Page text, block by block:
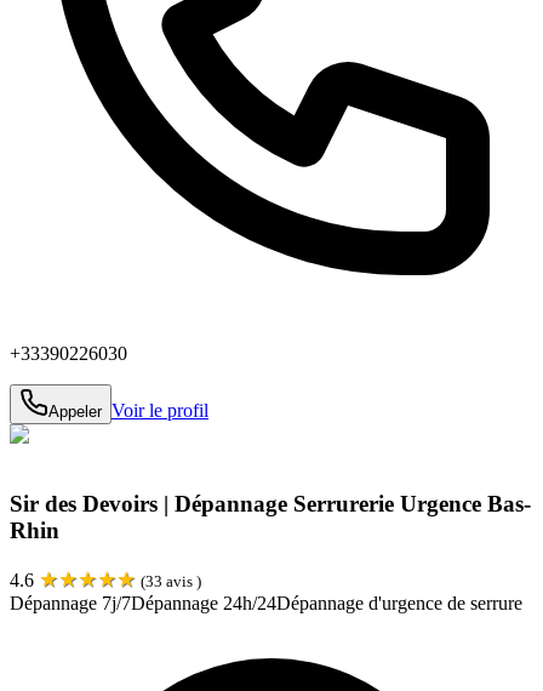
+33390226030
Appeler Voir le profil
Sir des Devoirs | Dépannage Serrurerie Urgence Bas-
Rhin
4.6 ★★★★★ (33 avis )
Dépannage 7j/7Dépannage 24h/24Dépannage d'urgence de serrure